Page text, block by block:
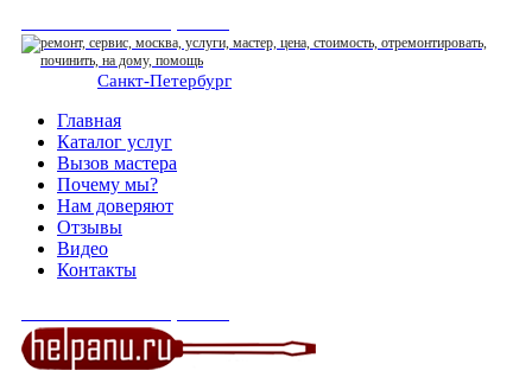
Санкт-Петербург
Главная
Каталог услуг
Вызов мастера
Почему мы?
Нам доверяют
Отзывы
Видео
Контакты